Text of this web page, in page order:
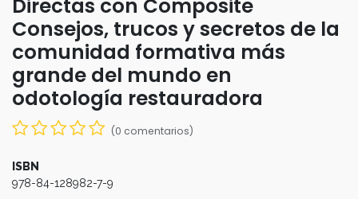
Directas con Composite
Consejos, trucos y secretos de la
comunidad formativa más
grande del mundo en
odotología restauradora
(0 comentarios)
ISBN
978-84-128982-7-9